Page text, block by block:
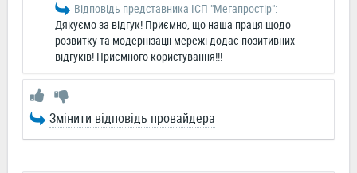
Відповідь представника ІСП "Мегапростiр":
Дякуємо за відгук! Приємно, що наша праця щодо
розвитку та модернізації мережі додає позитивних
відгуків! Приємного користування!!!
Змінити відповідь провайдера